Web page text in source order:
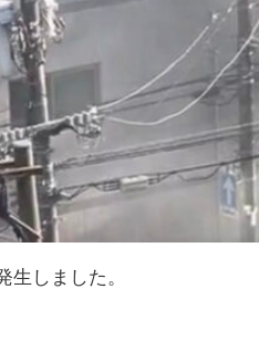
しました。